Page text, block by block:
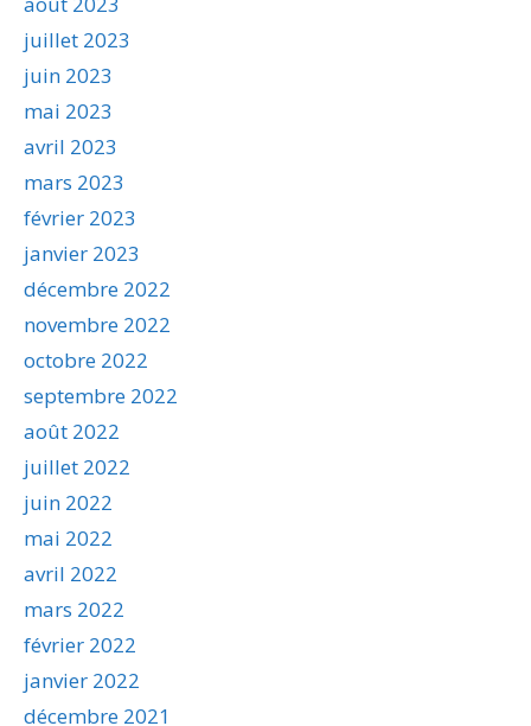
juillet 2023
juin 2023
mai 2023
avril 2023
mars 2023
février 2023
janvier 2023
décembre 2022
novembre 2022
octobre 2022
septembre 2022
août 2022
juillet 2022
juin 2022
mai 2022
avril 2022
mars 2022
février 2022
janvier 2022
décembre 2021